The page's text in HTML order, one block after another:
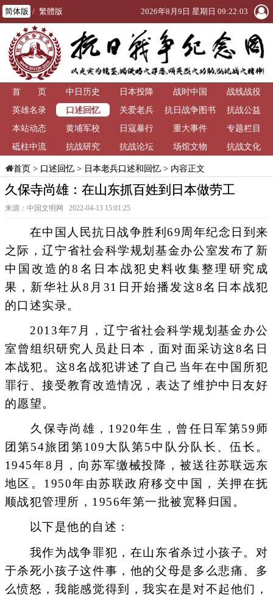
简体版 / 繁體版 2026年8月9日 星期日 09:22:03
首 页 中日历史 日本投降 战时中国
战线战役
英雄名录
口述回忆 关爱老兵
抗日战争图书
馆
抗战公益
本站动态
黄埔军校 日寇暴行 重大事件
专题栏目
砥柱中流
抗战研究 抗战论坛 场馆文物 抗战文化
首页> 口述回忆> 日本老兵口述和回忆> 内容正文
久保寺尚雄：在山东抓百姓到日本做劳工
来源：中国文明网 2022-04-13 15:01:25
在中国人民抗日战争胜利69周年纪念日到来
之际，辽宁省社会科学规划基金办公室发布了新
中国改造的8名日本战犯史料收集整理研究成
果，新华社从8月31日开始播发这8名日本战犯
的口述实录。
2013年7月，辽宁省社会科学规划基金办公
室曾组织研究人员赴日本，面对面采访这8名日
本战犯。这8名战犯讲述了自己当年在中国所犯
罪行、接受教育改造情况，表达了维护中日友好
的愿望。
久保寺尚雄，1920年生，曾任日军第59师
团第54旅团第109大队第5中队分队长、伍长。
1945年8月，向苏军缴械投降，被送往苏联远东
地区。1950年由苏联政府移交中国，关押在抚
顺战犯管理所，1956年第一批被宽释归国。
以下是他的自述：
我作为战争罪犯，在山东省杀过小孩子。对
于杀死小孩子这件事，他的父母是多么悲痛、多
么愤怒，我能感觉得到，我实在是对不起他们，